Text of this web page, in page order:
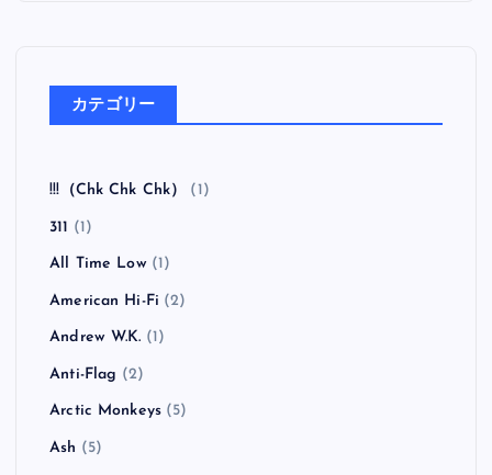
カテゴリー
!!!（Chk Chk Chk） (1)
311 (1)
All Time Low(1)
American Hi-Fi (2)
Andrew W.K. (1)
Anti-Flag (2)
Arctic Monkeys (5)
Ash (5)